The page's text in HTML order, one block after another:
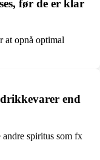
før de er klar
at opnå optimal
end
spiritus som fx